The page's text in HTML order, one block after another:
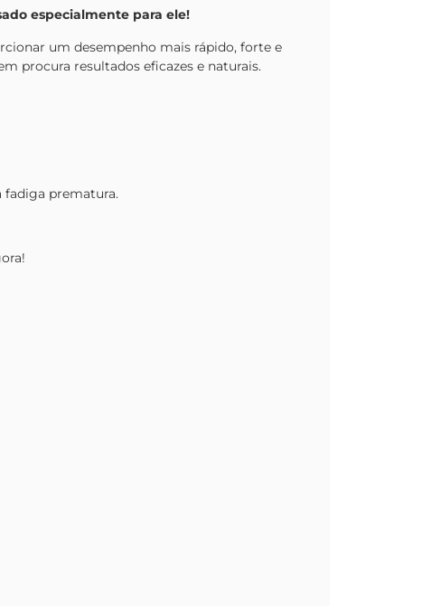
especialmente para ele!
um desempenho mais rápido, forte e
procura resultados eficazes e naturais.
fadiga prematura.